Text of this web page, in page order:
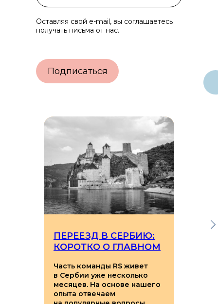
Оставляя свой e-mail, вы соглашаетесь
получать письма от нас.
Подписаться
ПЕРЕЕЗД В СЕРБИЮ:
КОРОТКО О ГЛАВНОМ
Часть команды RS живет
в Сербии уже несколько
месяцев. На основе нашего
опыта отвечаем